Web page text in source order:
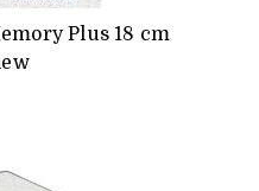
Plus 18 cm